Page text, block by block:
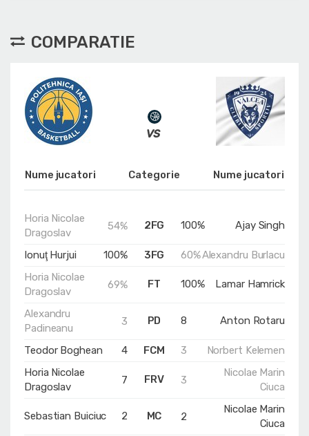
COMPARATIE
Nume jucatori Categorie Nume jucatori
Horia Nicolae
Dragoslav
54% 2FG 100% Ajay Singh
Ionuţ Hurjui 100% 3FG 60%Alexandru Burlacu
Horia Nicolae
Dragoslav
69% FT 100% Lamar Hamrick
Alexandru
Padineanu
3 PD 8 Anton Rotaru
Teodor Boghean 4 FCM 3
Norbert Kelemen
Horia Nicolae
Dragoslav
7 FRV 3
Nicolae Marin
Ciuca
Sebastian Buiciuc 2 MC 2
Nicolae Marin
Ciuca